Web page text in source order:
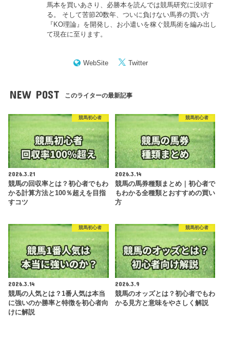
馬本を買いあさり、必勝本を読んでは競馬研究に没頭す
る。 そして苦節20数年、ついに負けない馬券の買い方
『KO理論』を開発し、お小遣いを稼ぐ競馬術を編み出し
て現在に至ります。
WebSite Twitter
NEW POST このライターの最新記事
競馬初心者
2026.3.21
競馬の回収率とは？初心者でもわ
かる計算方法と100％超えを目指
すコツ
競馬初心者
2026.3.14
競馬の馬券種類まとめ｜初心者で
もわかる全種類とおすすめの買い
方
競馬初心者
2026.3.14
競馬の人気とは？1番人気は本当
に強いのか勝率と特徴を初心者向
けに解説
競馬初心者
2026.3.9
競馬のオッズとは？初心者でもわ
かる見方と意味をやさしく解説